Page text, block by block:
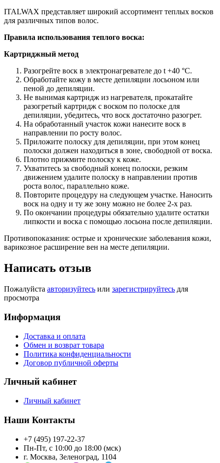
ITALWAX представляет широкий ассортимент теплых восков
для различных типов волос.
Правила использования теплого воска:
Картриджный метод
Разогрейте воск в электронагревателе до t +40 °C.
Обработайте кожу в месте депиляции лосьоном или
пеной до депиляции.
Не вынимая картридж из нагревателя, прокатайте
разогретый картридж с воском по полоске для
депиляции, убедитесь, что воск достаточно разогрет.
На обработанный участок кожи нанесите воск в
направлении по росту волос.
Приложите полоску для депиляции, при этом конец
полоски должен находиться в зоне, свободной от воска.
Плотно прижмите полоску к коже.
Ухватитесь за свободный конец полоски, резким
движением удалите полоску в направлении против
роста волос, параллельно коже.
Повторите процедуру на следующем участке. Наносить
воск на одну и ту же зону можно не более 2-х раз.
По окончании процедуры обязательно удалите остатки
липкости и воска с помощью лосьона после депиляции.
Противопоказания: острые и хронические заболевания кожи,
варикозное расширение вен на месте депиляции.
Написать отзыв
Пожалуйста авторизуйтесь или зарегистрируйтесь для
просмотра
Информация
Доставка и оплата
Обмен и возврат товара
Политика конфиденциальности
Договор публичной оферты
Личный кабинет
Личный кабинет
Наши Контакты
+7 (495) 197-22-37
Пн-Пт, с 10:00 до 18:00 (мск)
г. Москва, Зеленоград, 1104